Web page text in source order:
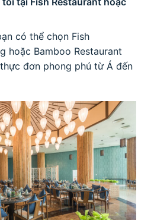
có thể chọn Fish
hoặc Bamboo Restaurant
đơn phong phú từ Á đến